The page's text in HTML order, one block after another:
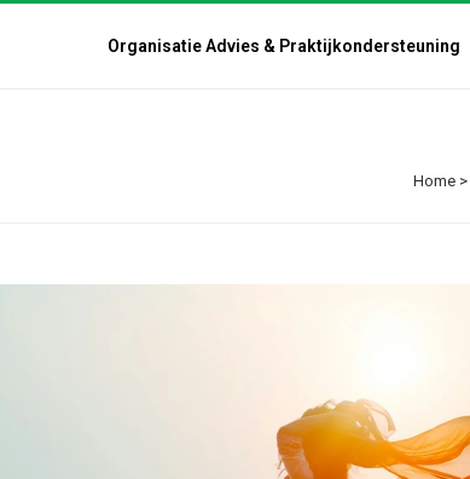
Organisatie Advies & Praktijkondersteuning
Home>